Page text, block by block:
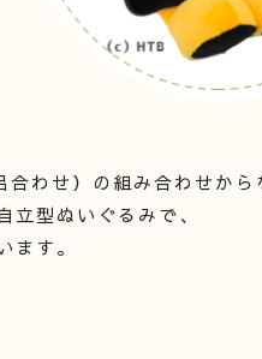
わせ）の組み合わせから
型ぬいぐるみで、
す。